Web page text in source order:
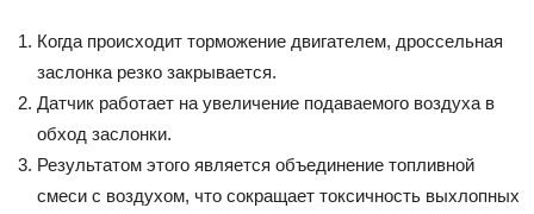
Когда происходит торможение двигателем, дроссельная
заслонка резко закрывается.
Датчик работает на увеличение подаваемого воздуха в
обход заслонки.
Результатом этого является объединение топливной
смеси с воздухом, что сокращает токсичность выхлопных